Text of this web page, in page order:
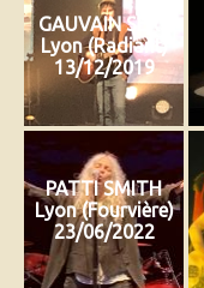
GAUVAIN SERS
Lyon (Radiant)
13/12/2019
PATTI SMITH
Lyon (Fourvière)
23/06/2022